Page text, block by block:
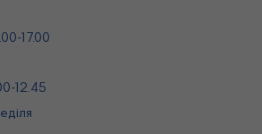
17.00
12.45